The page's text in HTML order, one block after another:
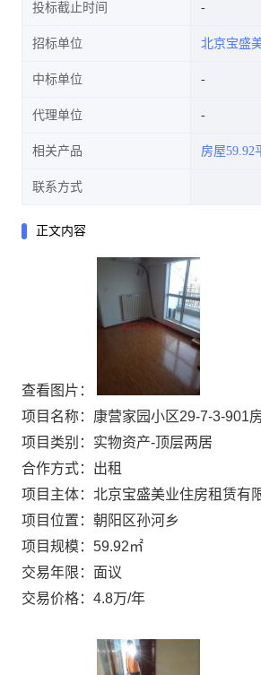
投标截止时间
招标单位 北京宝盛
中标单位
代理单位
相关产品 房屋59.92
联系方式
正文内容
查看图片：
项目名称：康营家园小区29-7-3-901
项目类别：实物资产-顶层两居
合作方式：出租
项目主体：北京宝盛美业住房租赁有
项目位置：朝阳区孙河乡
项目规模：59.92㎡
交易年限：面议
交易价格：4.8万/年